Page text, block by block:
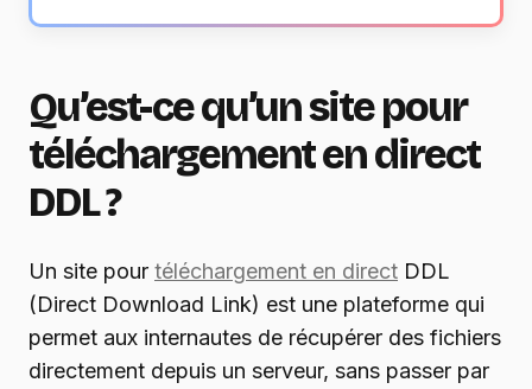
Qu’est-ce qu’un site pour
téléchargement en direct
DDL ?
Un site pour téléchargement en direct DDL
(Direct Download Link) est une plateforme qui
permet aux internautes de récupérer des fichiers
directement depuis un serveur, sans passer par